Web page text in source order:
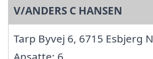
V/ANDERS C HANSEN
Tarp Byvej 6, 6715 Esbjerg N